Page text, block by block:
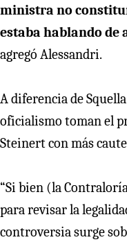
ministra no
estaba hablando de
agregó Alessandri.
A diferencia de
oficialismo toman el
Steinert con más
“Si bien (la
para revisar la
controversia surge